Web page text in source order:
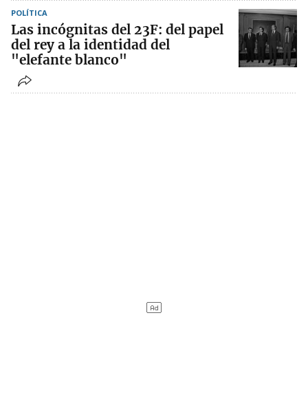
POLÍTICA
Las incógnitas del 23F: del papel
del rey a la identidad del
"elefante blanco"